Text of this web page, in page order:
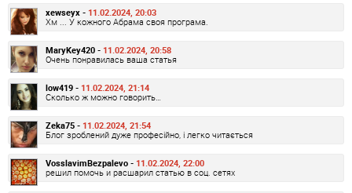
xewseyx - 11.02.2024, 20:03
Хм ... У кожного Абрама своя програма.
MaryKey420 - 11.02.2024, 20:58
Очень понравилась ваша статья
low419 - 11.02.2024, 21:14
Сколько ж можно говорить…
Zeka75 - 11.02.2024, 21:54
Блог зроблений дуже професійно, і легко читається
VosslavimBezpalevo - 11.02.2024, 22:00
решил помочь и расшарил статью в соц. сетях